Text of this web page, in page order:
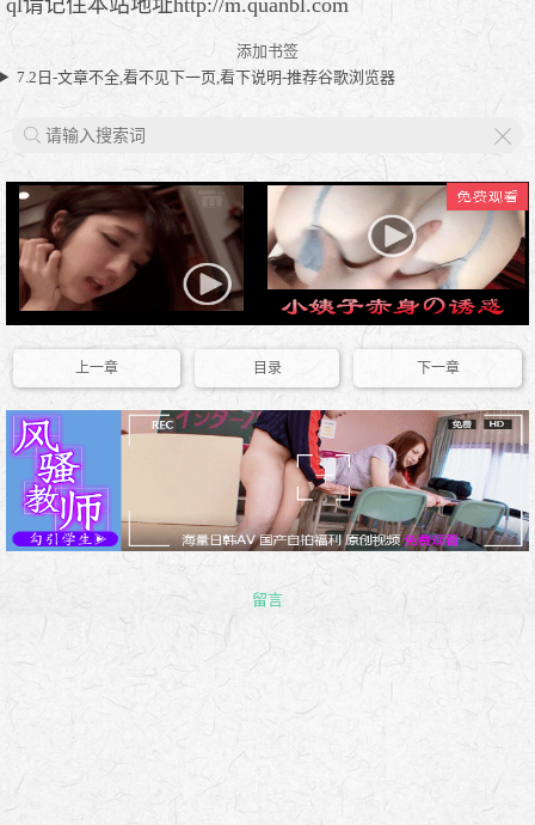
添加书签
7.2日-文章不全,看不见下一页,看下说明-推荐谷歌浏览器
上一章 目录 下一章
留言